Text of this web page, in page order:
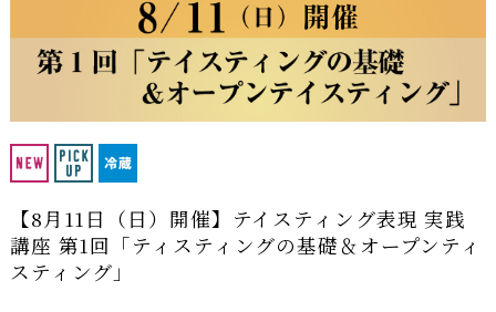
【8月11日（日）開催】テイスティング表現 実践
講座 第1回「ティスティングの基礎＆オープンティ
スティング」